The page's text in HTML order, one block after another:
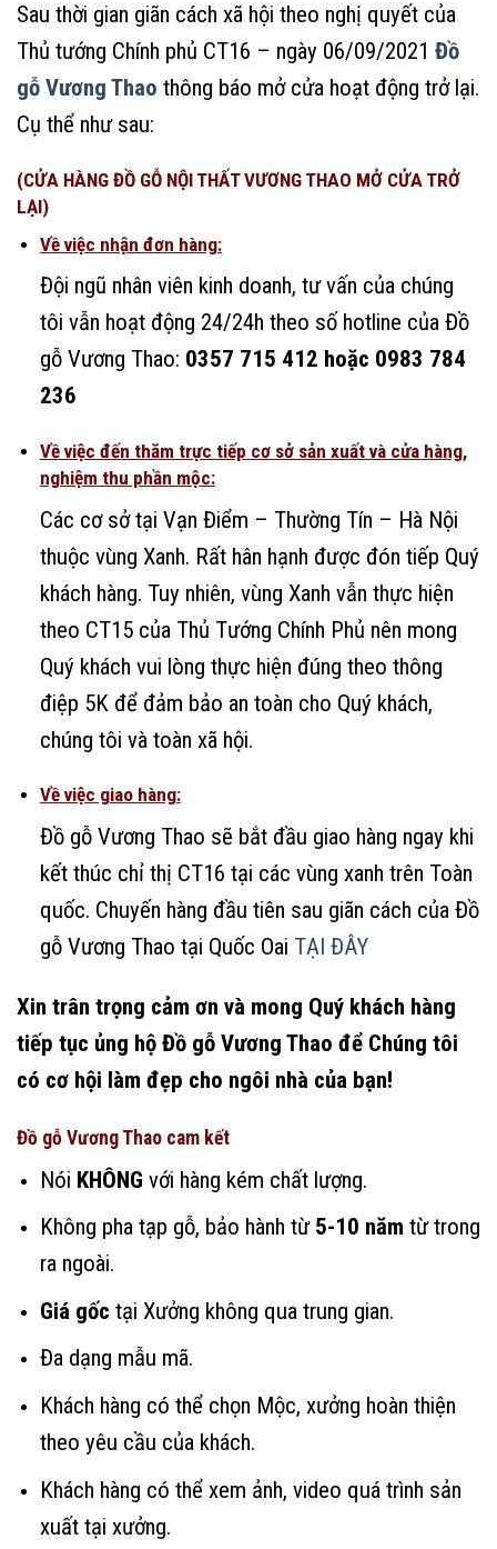
Sau thời gian giãn cách xã hội theo nghị quyết của
Thủ tướng Chính phủ CT16 – ngày 06/09/2021 Đồ
gỗ Vương Thao thông báo mở cửa hoạt động trở lại.
Cụ thể như sau:
(CỬA HÀNG ĐỒ GỖ NỘI THẤT VƯƠNG THAO MỞ CỬA TRỞ
LẠI)
Về việc nhận đơn hàng:
Đội ngũ nhân viên kinh doanh, tư vấn của chúng
tôi vẫn hoạt động 24/24h theo số hotline của Đồ
gỗ Vương Thao: 0357 715 412 hoặc 0983 784
236
Về việc đến thăm trực tiếp cơ sở sản xuất và cửa hàng,
nghiệm thu phần mộc:
Các cơ sở tại Vạn Điểm – Thường Tín – Hà Nội
thuộc vùng Xanh. Rất hân hạnh được đón tiếp Quý
khách hàng. Tuy nhiên, vùng Xanh vẫn thực hiện
theo CT15 của Thủ Tướng Chính Phủ nên mong
Quý khách vui lòng thực hiện đúng theo thông
điệp 5K để đảm bảo an toàn cho Quý khách,
chúng tôi và toàn xã hội.
Về việc giao hàng:
Đồ gỗ Vương Thao sẽ bắt đầu giao hàng ngay khi
kết thúc chỉ thị CT16 tại các vùng xanh trên Toàn
quốc. Chuyến hàng đầu tiên sau giãn cách của Đồ
gỗ Vương Thao tại Quốc Oai TẠI ĐÂY
Xin trân trọng cảm ơn và mong Quý khách hàng
tiếp tục ủng hộ Đồ gỗ Vương Thao để Chúng tôi
có cơ hội làm đẹp cho ngôi nhà của bạn!
Đồ gỗ Vương Thao cam kết
Nói KHÔNG với hàng kém chất lượng.
Không pha tạp gỗ, bảo hành từ 5-10 năm từ trong
ra ngoài.
Giá gốc tại Xưởng không qua trung gian.
Đa dạng mẫu mã.
Khách hàng có thể chọn Mộc, xưởng hoàn thiện
theo yêu cầu của khách.
Khách hàng có thể xem ảnh, video quá trình sản
xuất tại xưởng.